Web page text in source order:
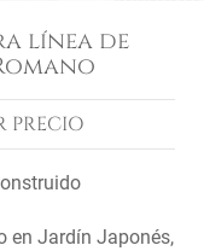
línea de
PRECIO
en Jardín Japonés,